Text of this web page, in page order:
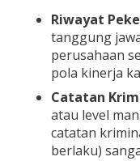
Riwayat
tanggung
perusahaan
pola kinerja
Catatan
atau level
catatan
berlaku)